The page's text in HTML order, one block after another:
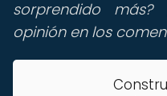
sorprendido más?
opinión en los